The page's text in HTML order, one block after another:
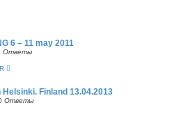
6 – 11 may 2011
Ответы
Finland 13.04.2013
Ответы